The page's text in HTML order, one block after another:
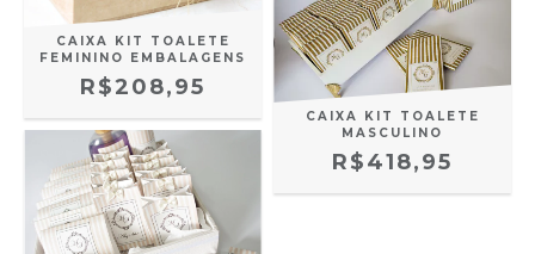
CAIXA KIT TOALETE
FEMININO EMBALAGENS
R$208,95
CAIXA KIT TOALETE
MASCULINO
R$418,95